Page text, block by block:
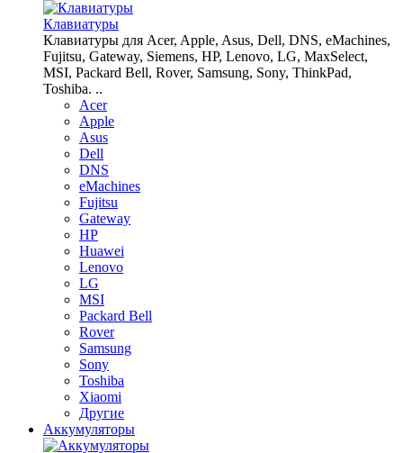
Клавиатуры
Клавиатуры для Acer, Apple, Asus, Dell, DNS, eMachines,
Fujitsu, Gateway, Siemens, HP, Lenovo, LG, MaxSelect,
MSI, Packard Bell, Rover, Samsung, Sony, ThinkPad,
Toshiba. ..
Acer
Apple
Asus
Dell
DNS
eMachines
Fujitsu
Gateway
HP
Huawei
Lenovo
LG
MSI
Packard Bell
Rover
Samsung
Sony
Toshiba
Xiaomi
Другие
Аккумуляторы